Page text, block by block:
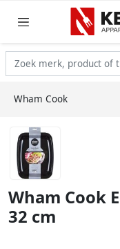
Wham Cook
Wham Cook
32 cm